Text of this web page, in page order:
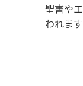
聖書や
われます